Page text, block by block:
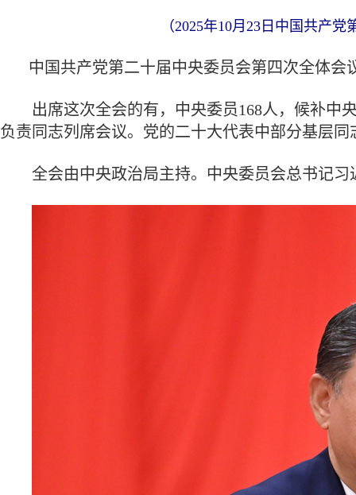
（2025年10月23日中国共产
中国共产党第二十届中央委员会第四次全体会
出席这次全会的有，中央委员168人，候补中
负责同志列席会议。党的二十大代表中部分基层
全会由中央政治局主持。中央委员会总书记习